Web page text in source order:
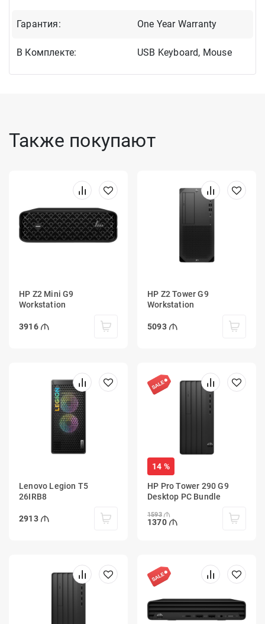
Гарантия: One Year Warranty
В Комплекте: USB Keyboard, Mouse
Также покупают
HP Z2 Mini G9
Workstation
3916
HP Z2 Tower G9
Workstation
5093
Lenovo Legion T5
26IRB8
2913
14 %
HP Pro Tower 290 G9
Desktop PC Bundle
1593
1370